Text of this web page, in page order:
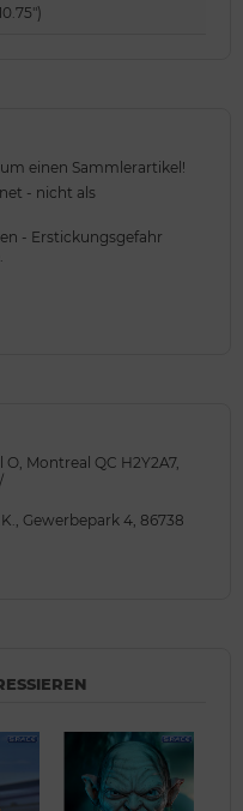
einen Sammlerartikel!
- nicht als
- Erstickungsgefahr
Montreal QC H2Y2A7,
Gewerbepark 4, 86738